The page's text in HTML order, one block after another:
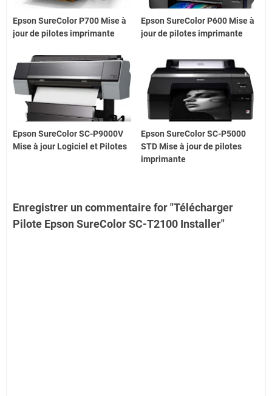
Epson SureColor P700 Mise à
jour de pilotes imprimante
Epson SureColor P600 Mise à
jour de pilotes imprimante
Epson SureColor SC-P9000V
Mise à jour Logiciel et Pilotes
Epson SureColor SC-P5000
STD Mise à jour de pilotes
imprimante
Enregistrer un commentaire for "Télécharger
Pilote Epson SureColor SC-T2100 Installer"